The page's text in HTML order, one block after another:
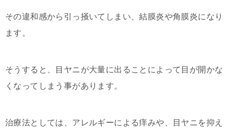
その違和感から引っ掻いてしまい、結膜炎や角膜炎になり
ます。
そうすると、目ヤニが大量に出ることによって目が開かな
くなってしまう事があります。
治療法としては、アレルギーによる痒みや、目ヤニを抑え